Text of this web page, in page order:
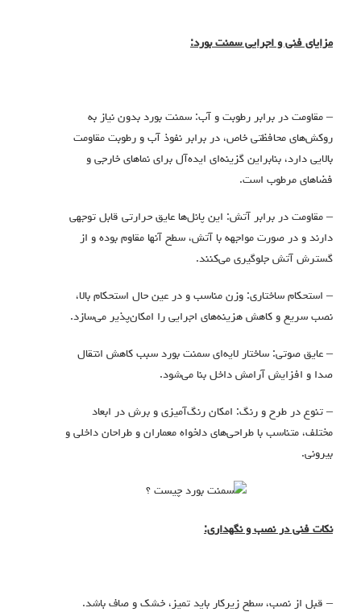
مزایای فنی و اجرایی سمنت بورد:
– مقاومت در برابر رطوبت و آب: سمنت بورد بدون نیاز به
روکش‌های محافظتی خاص، در برابر نفوذ آب و رطوبت مقاومت
بالایی دارد، بنابراین گزینه‌ای ایده‌آل برای نماهای خارجی و
فضاهای مرطوب است.
– مقاومت در برابر آتش: این پانل‌ها عایق حرارتی قابل توجهی
دارند و در صورت مواجهه با آتش، سطح آنها مقاوم بوده و از
گسترش آتش جلوگیری می‌کنند.
– استحکام ساختاری: وزن مناسب و در عین حال استحکام بالا،
نصب سریع و کاهش هزینه‌های اجرایی را امکان‌پذیر می‌سازد.
– عایق صوتی: ساختار لایه‌ای سمنت بورد سبب کاهش انتقال
صدا و افزایش آرامش داخل بنا می‌شود.
– تنوع در طرح و رنگ: امکان رنگ‌آمیزی و برش در ابعاد
مختلف، متناسب با طراحی‌های دلخواه معماران و طراحان داخلی و
بیرونی.
نکات فنی در نصب و نگهداری:
– قبل از نصب، سطح زیرکار باید تمیز، خشک و صاف باشد.